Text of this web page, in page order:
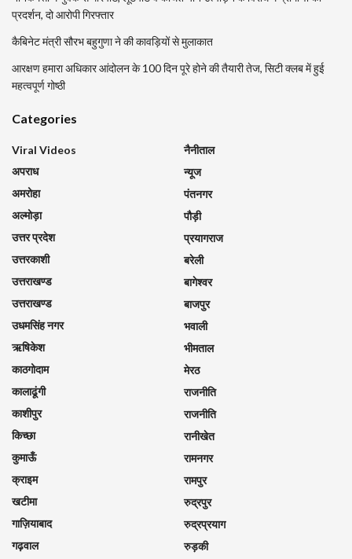
प्रदर्शन, दो आरोपी गिरफ्तार
कैबिनेट मंत्री सौरभ बहुगुणा ने की कावड़ियों से मुलाकात
आरक्षण हमारा अधिकार आंदोलन के 100 दिन पूरे होने की तैयारी तेज, सिटी क्लब में हुई
महत्वपूर्ण गोष्ठी
Categories
Viral Videos
अपराध
अमरोहा
अल्मोड़ा
उत्तर प्रदेश
उत्तरकाशी
उत्तराखण्ड
उत्तराखण्ड
उधमसिंह नगर
ऋषिकेश
काठगोदाम
कालाढूंगी
काशीपुर
किच्छा
कुमाऊँ
क्राइम
खटीमा
गाज़ियाबाद
गढ़वाल
नैनीताल
न्यूज
पंतनगर
पौड़ी
प्रयागराज
बरेली
बागेश्वर
बाजपुर
भवाली
भीमताल
मेरठ
राजनीति
राजनीति
रानीखेत
रामनगर
रामपुर
रुद्रपुर
रुद्रप्रयाग
रुड़की